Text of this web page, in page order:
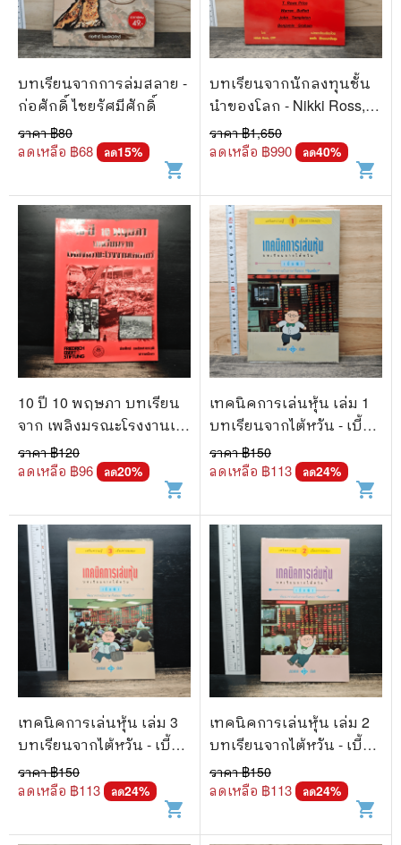
บทเรียนจากการล่มสลาย -
ก่อศักดิ์ ไชยรัศมีศักดิ์
ราคา ฿80
ลดเหลือ ฿68 ลด15%
shopping_cart
บทเรียนจากนักลงทุนชั้น
นำของโลก - Nikki Ross,
CFP
ราคา ฿1,650
ลดเหลือ ฿990 ลด40%
shopping_cart
10 ปี 10 พฤษภา บทเรียน
จาก เพลิงมรณะโรงงานเค
เตอร์
ราคา ฿120
ลดเหลือ ฿96 ลด20%
shopping_cart
เทคนิคการเล่นหุ้น เล่ม 1
บทเรียนจากไต้หวัน - เบี้ย
ฟ้า
ราคา ฿150
ลดเหลือ ฿113 ลด24%
shopping_cart
เทคนิคการเล่นหุ้น เล่ม 3
บทเรียนจากไต้หวัน - เบี้ย
ฟ้า
ราคา ฿150
ลดเหลือ ฿113 ลด24%
shopping_cart
เทคนิคการเล่นหุ้น เล่ม 2
บทเรียนจากไต้หวัน - เบี้ย
ฟ้า
ราคา ฿150
ลดเหลือ ฿113 ลด24%
shopping_cart